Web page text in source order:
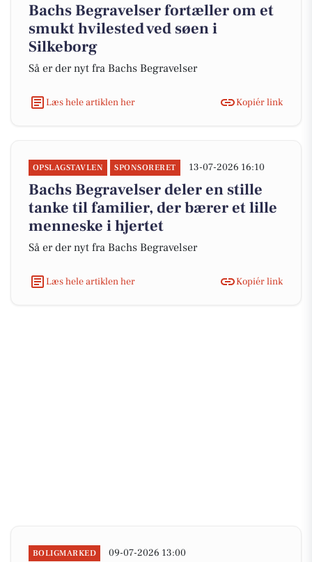
Bachs Begravelser fortæller om et
smukt hvilested ved søen i
Silkeborg
Så er der nyt fra Bachs Begravelser
Læs hele artiklen her Kopiér link
OPSLAGSTAVLEN SPONSORERET 13-07-2026 16:10
Bachs Begravelser deler en stille
tanke til familier, der bærer et lille
menneske i hjertet
Så er der nyt fra Bachs Begravelser
Læs hele artiklen her Kopiér link
BOLIGMARKED 09-07-2026 13:00